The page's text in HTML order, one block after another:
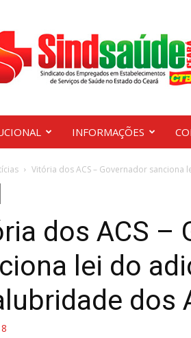
INFORMAÇÕES
Vitória dos ACS – Governador
dos ACS –
lei do
dos